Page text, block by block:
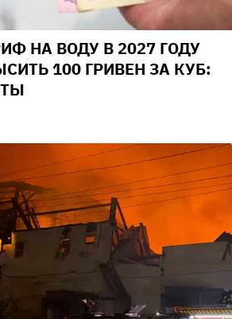
НА ВОДУ В 2027 ГОДУ
100 ГРИВЕН ЗА КУБ: